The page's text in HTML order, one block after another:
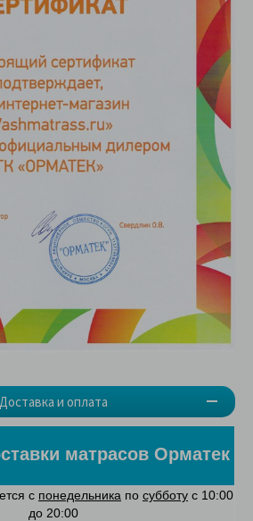
Доставка и оплата
матрасов Орматек
с понедельника по субботу с 10:00
до 20:00